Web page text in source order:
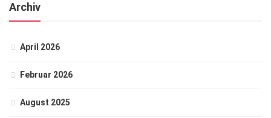
Archiv
April 2026
Februar 2026
August 2025